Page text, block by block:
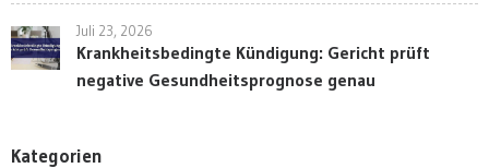
Juli 23, 2026
Krankheitsbedingte Kündigung: Gericht prüft
negative Gesundheitsprognose genau
Kategorien